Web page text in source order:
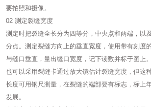
要拍照和摄像。
02 测定裂缝宽度
测定时把裂缝全长分为四等分，中央点和两端，以
分点。测定裂缝方向上的垂直宽度，使用带有刻度
与缝口垂直，量出缝口宽度，记下读数并标于图上。
也可以采用裂缝卡通过放大镜估计裂缝宽度，但这
长度可用钢尺测量，在裂缝的端部要有标志，标上
发展。